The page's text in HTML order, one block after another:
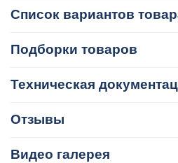
Список вариантов
Подборки товаров
Техническая
Отзывы
Видео галерея